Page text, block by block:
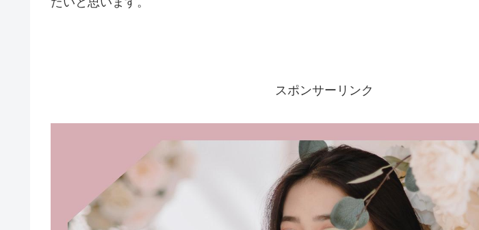
スポンサーリンク